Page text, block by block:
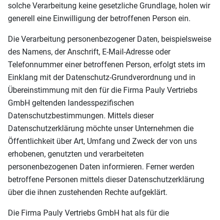
solche Verarbeitung keine gesetzliche Grundlage, holen wir
generell eine Einwilligung der betroffenen Person ein.
Die Verarbeitung personenbezogener Daten, beispielsweise
des Namens, der Anschrift, E-Mail-Adresse oder
Telefonnummer einer betroffenen Person, erfolgt stets im
Einklang mit der Datenschutz-Grundverordnung und in
Übereinstimmung mit den für die Firma Pauly Vertriebs
GmbH geltenden landesspezifischen
Datenschutzbestimmungen. Mittels dieser
Datenschutzerklärung möchte unser Unternehmen die
Öffentlichkeit über Art, Umfang und Zweck der von uns
erhobenen, genutzten und verarbeiteten
personenbezogenen Daten informieren. Ferner werden
betroffene Personen mittels dieser Datenschutzerklärung
über die ihnen zustehenden Rechte aufgeklärt.
Die Firma Pauly Vertriebs GmbH hat als für die